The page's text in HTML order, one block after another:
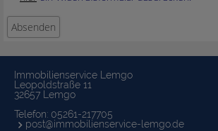
Immobilienservice Lemgo
Leopoldstraße 11
32657 Lemgo
Telefon: 05261-217705
post@immobilienservice-lemgo.de